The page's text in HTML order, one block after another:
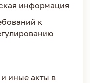
информация
к
иные акты в